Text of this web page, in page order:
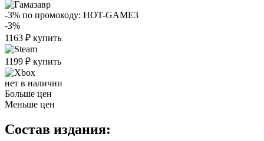
-3% по промокоду: HOT-GAME3
-3%
1163 ₽ купить
1199 ₽ купить
нет в наличии
Больше цен
Меньше цен
Состав издания: